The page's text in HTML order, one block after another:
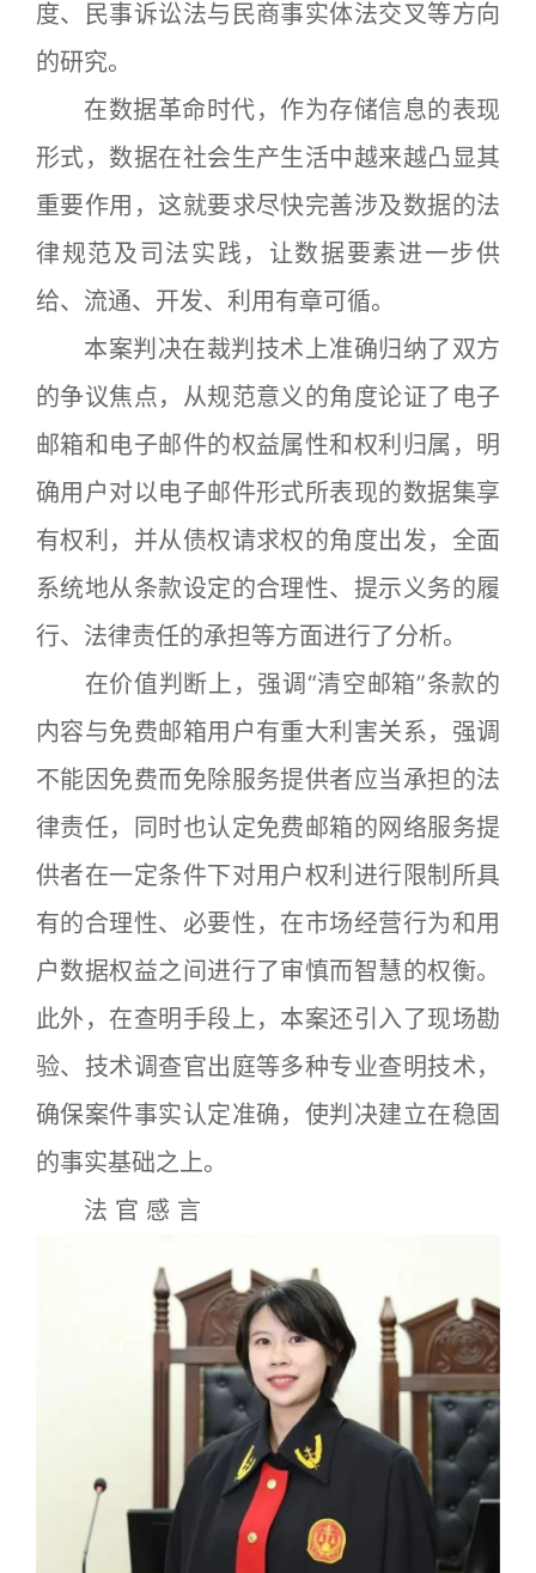
度、民事诉讼法与民商事实体法交叉等方向
的研究。
在数据革命时代，作为存储信息的表现
形式，数据在社会生产生活中越来越凸显其
重要作用，这就要求尽快完善涉及数据的法
律规范及司法实践，让数据要素进一步供
给、流通、开发、利用有章可循。
本案判决在裁判技术上准确归纳了双方
的争议焦点，从规范意义的角度论证了电子
邮箱和电子邮件的权益属性和权利归属，明
确用户对以电子邮件形式所表现的数据集享
有权利，并从债权请求权的角度出发，全面
系统地从条款设定的合理性、提示义务的履
行、法律责任的承担等方面进行了分析。
在价值判断上，强调“清空邮箱”条款的
内容与免费邮箱用户有重大利害关系，强调
不能因免费而免除服务提供者应当承担的法
律责任，同时也认定免费邮箱的网络服务提
供者在一定条件下对用户权利进行限制所具
有的合理性、必要性，在市场经营行为和用
户数据权益之间进行了审慎而智慧的权衡。
此外，在查明手段上，本案还引入了现场勘
验、技术调查官出庭等多种专业查明技术，
确保案件事实认定准确，使判决建立在稳固
的事实基础之上。
法 官 感 言